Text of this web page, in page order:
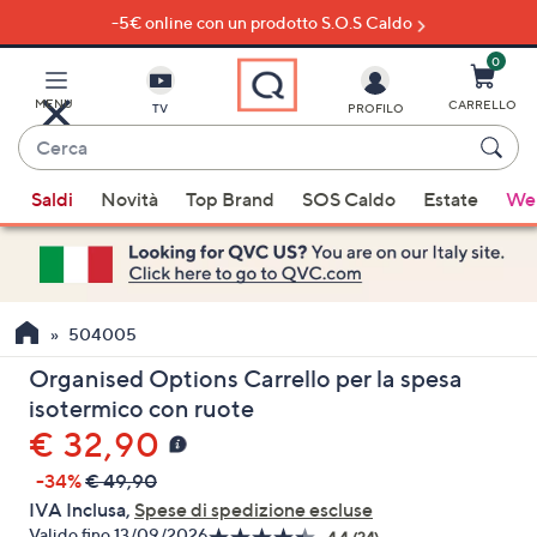
al
principale
-5€ online con un prodotto S.O.S Caldo
MENU TV
Cerca
sono
disponibili
suggerimenti,
usa
i
tasti
freccia
su
oppure
scorri
PROFILO
0
CARRELLO
Saldi Novità Top Brand SOS Caldo Estate
504005
Organised Options Carrello per la spesa
isotermico con ruote
€ 32,90
-34%€ 49,90
IVA Inclusa, Spese di spedizione escluse